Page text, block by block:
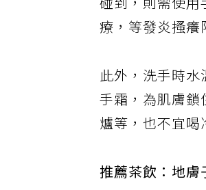
碰到，則需使
療，等發炎搔癢
此外，洗手時
手霜，為肌膚
爐等，也不宜喝
推薦茶飲：地膚